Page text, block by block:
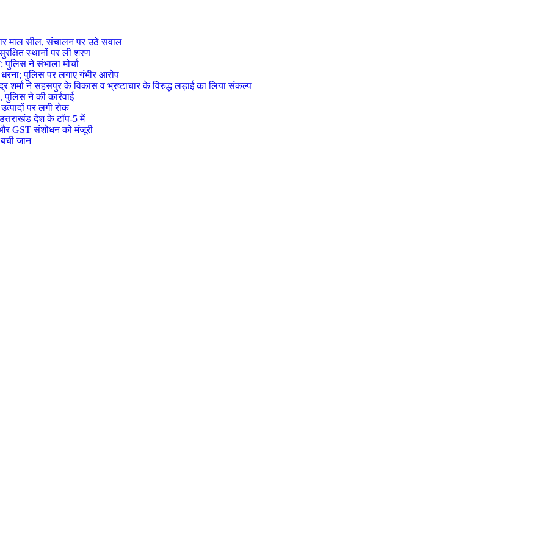
माल सील, संचालन पर उठे सवाल
स्थानों पर ली शरण
ने संभाला मोर्चा
पुलिस पर लगाए गंभीर आरोप
शर्मा ने सहसपुर के विकास व भ्रष्टाचार के विरुद्ध लड़ाई का लिया संकल्प
ने की कार्रवाई
पर लगी रोक
देश के टॉप-5 में
GST संशोधन को मंजूरी
जान